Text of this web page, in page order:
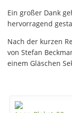
Ein großer Dank
hervorragend
Nach der kurzen
von Stefan
einem Gläschen